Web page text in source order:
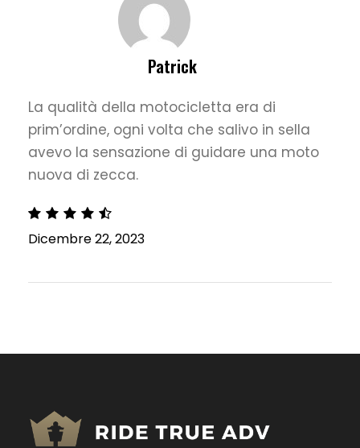
Patrick
La qualità della motocicletta era di
prim’ordine, ogni volta che salivo in sella
avevo la sensazione di guidare una moto
nuova di zecca.
Dicembre 22, 2023